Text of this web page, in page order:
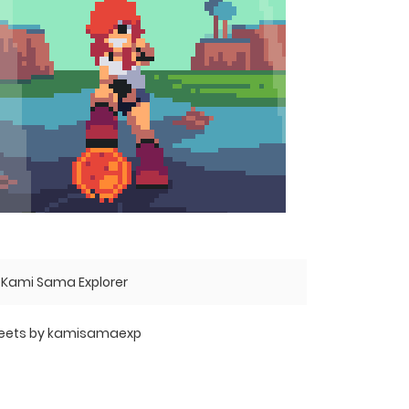
Kami Sama Explorer
by kamisamaexp